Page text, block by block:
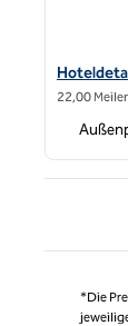
22,00
*Die